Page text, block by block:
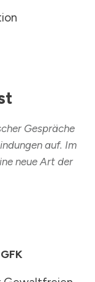
Gespräche
auf. Im
neue Art der